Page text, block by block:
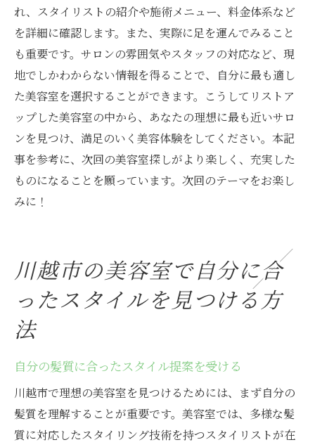
れ、スタイリストの紹介や施術メニュー、料金体系など
を詳細に確認します。また、実際に足を運んでみること
も重要です。サロンの雰囲気やスタッフの対応など、現
地でしかわからない情報を得ることで、自分に最も適し
た美容室を選択することができます。こうしてリストア
ップした美容室の中から、あなたの理想に最も近いサロ
ンを見つけ、満足のいく美容体験をしてください。本記
事を参考に、次回の美容室探しがより楽しく、充実した
ものになることを願っています。次回のテーマをお楽し
みに！
川越市の美容室で自分に合
ったスタイルを見つける方
法
自分の髪質に合ったスタイル提案を受ける
川越市で理想の美容室を見つけるためには、まず自分の
髪質を理解することが重要です。美容室では、多様な髪
質に対応したスタイリング技術を持つスタイリストが在